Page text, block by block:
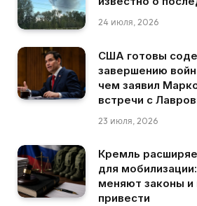
24 июля, 2026
США готовы
завершению
чем заявил
встречи с
23 июля, 2026
Кремль
для
меняют законы
привести